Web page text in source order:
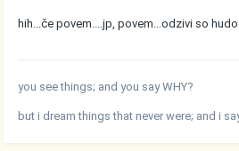
hih...če povem....jp, povem...odzivi so
you see things; and you say WHY?
but i dream things that never were; and i